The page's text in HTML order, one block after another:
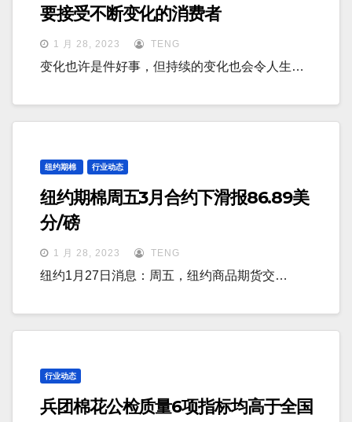
要接受不断变化的消费者
1 月 28, 2023 TENG
变化也许是件好事，但持续的变化也会令人生…
纽约期棉 行业动态
纽约期棉周五3月合约下滑报86.89美
分/磅
1 月 28, 2023 TENG
纽约1月27日消息：周五，纽约商品期货交…
行业动态
兵团棉花公检质量6项指标均高于全国